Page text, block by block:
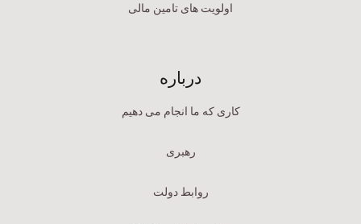
اولویت های تامین مالی
درباره
کاری که ما انجام می دهیم
رهبری
روابط دولت